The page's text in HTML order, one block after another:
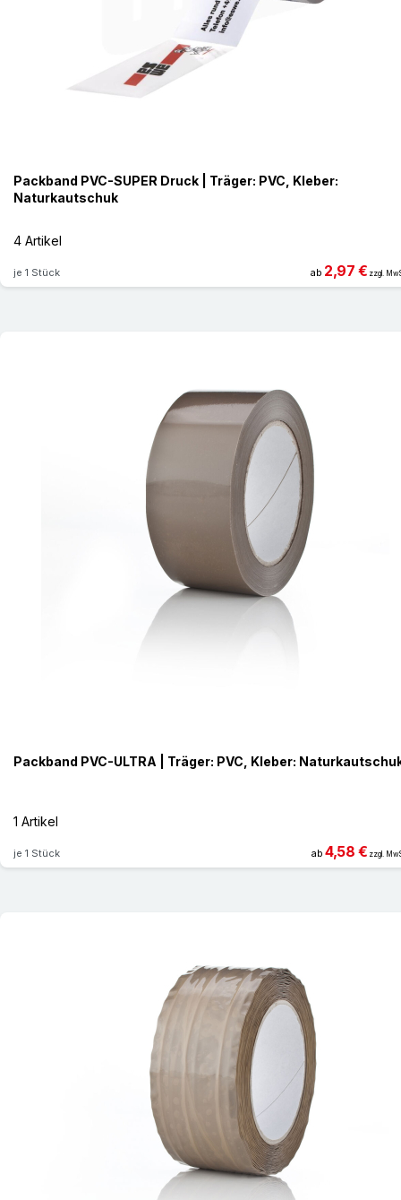
Packband PVC-SUPER Druck | Träger: PVC, Kleber:
Naturkautschuk
4 Artikel
je 1 Stück ab 2,97 € zzgl.
Packband PVC-ULTRA | Träger: PVC, Kleber:
1 Artikel
je 1 Stück ab 4,58 € zzgl.